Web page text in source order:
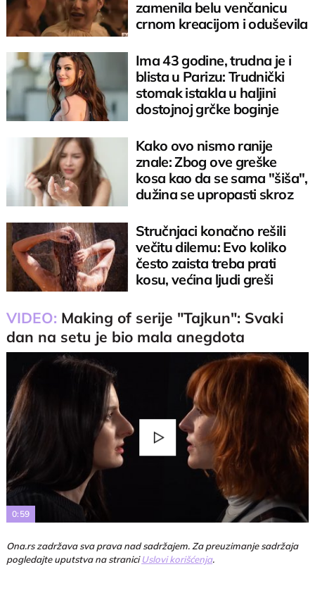
zamenila belu venčanicu
crnom kreacijom i oduševila
Ima 43 godine, trudna je i
blista u Parizu: Trudnički
stomak istakla u haljini
dostojnoj grčke boginje
Kako ovo nismo ranije
znale: Zbog ove greške
kosa kao da se sama "šiša",
dužina se upropasti skroz
Stručnjaci konačno rešili
večitu dilemu: Evo koliko
često zaista treba prati
kosu, većina ljudi greši
VIDEO: Making of serije "Tajkun": Svaki
dan na setu je bio mala anegdota
Play
Video
0:59
Ona.rs zadržava sva prava nad sadržajem. Za preuzimanje sadržaja
pogledajte uputstva na straniciUslovi korišćenja.